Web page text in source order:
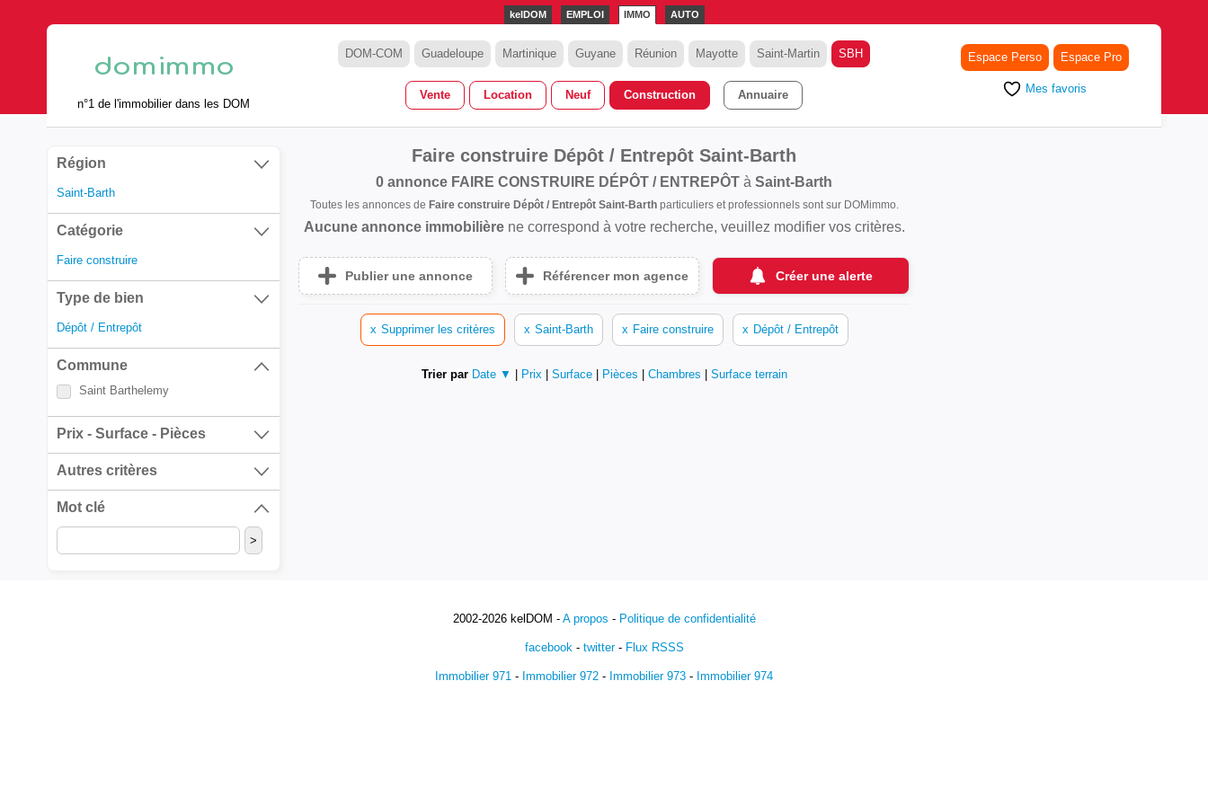
kelDOM EMPLOI IMMO AUTO
n°1 de l'immobilier dans les DOM
DOM-COM Guadeloupe Martinique Guyane Réunion Mayotte Saint-Martin SBH
Vente Location Neuf Construction Annuaire
Espace Perso Espace Pro
Mes favoris
Région
Saint-Barth
Catégorie
Faire construire
Type de bien
Dépôt / Entrepôt
Commune
Saint Barthelemy
Prix - Surface - Pièces
Autres critères
Mot clé
Faire construire Dépôt / Entrepôt Saint-Barth
0 annonce FAIRE CONSTRUIRE DÉPÔT / ENTREPÔT à Saint-Barth
Toutes les annonces de Faire construire Dépôt / Entrepôt Saint-Barthparticuliers et professionnels sont sur DOMimmo.
Aucune annonce immobilièrene correspond à votre recherche, veuillez modifier vos critères.
Publier une annonce Référencer mon agence Créer une alerte
x Supprimer les critères x Saint-Barth x Faire construire x Dépôt / Entrepôt
Trier par Date ▼ Prix Surface Pièces Chambres Surface terrain
2002-2026 kelDOM - A propos - Politique de confidentialité
facebook- twitter- Flux RSSS
Immobilier 971 - Immobilier 972 - Immobilier 973 - Immobilier 974